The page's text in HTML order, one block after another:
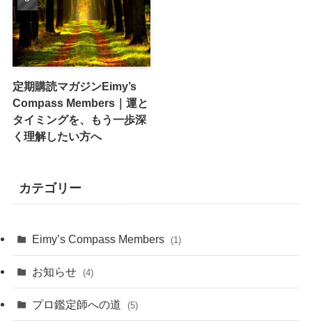
定期購読マガジンEimy’s
Compass Members｜運と
タイミングを、もう一歩深
く理解したい方へ
カテゴリー
Eimy’s Compass Members (1)
お知らせ (4)
プロ鑑定師への道 (5)